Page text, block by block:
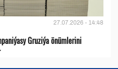
27.07.2026 - 14:48
Gruziýa önümlerini